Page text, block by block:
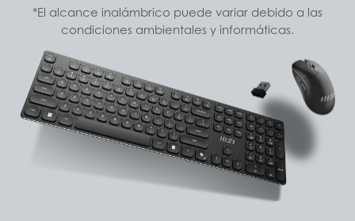
*El alcance inalámbrico puede variar debido a las
condiciones ambientales y informáticas.